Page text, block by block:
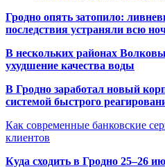
Гродно опять затопило:
последствия устраняли всю
В нескольких районах
ухудшение качества воды
В Гродно заработал новый
системой быстрого
Как современные банковские
клиентов
Куда сходить в Гродно 25–26